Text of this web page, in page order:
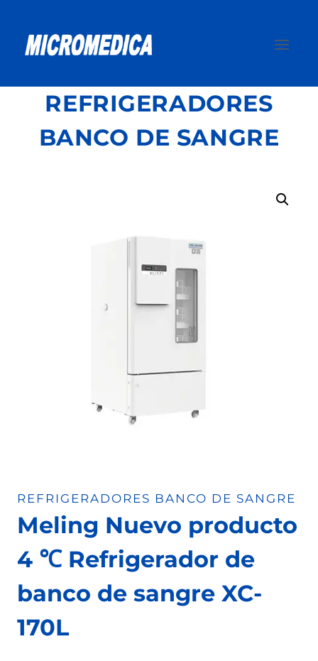
contenido
REFRIGERADORES
BANCO DE SANGRE
REFRIGERADORES BANCO DE SANGRE
Meling Nuevo producto
4 ℃ Refrigerador de
banco de sangre XC-
170L